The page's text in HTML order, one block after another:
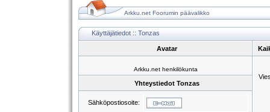
Arkku.net Foorumin päävalikko
Käyttäjätiedot :: Tonzas
Avatar
Arkku.net henkilökunta
Yhteystiedot Tonzas
Sähköpostiosoite: